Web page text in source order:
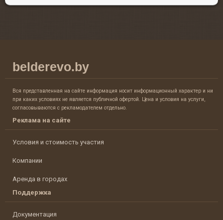
belderevo.by
Вся представленная на сайте информация носит информационный характер и ни
при каких условиях не является публичной офертой. Цена и условия на услуги,
согласовываются с рекламодателем отдельно.
Реклама на сайте
Условия и стоимость участия
Компании
Аренда в городах
Поддержка
Документация